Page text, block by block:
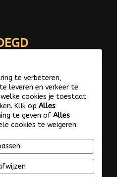
te verbeteren,
leveren en verkeer te
welke cookies je toestaat
Klik op Alles
te geven of Alles
cookies te weigeren.